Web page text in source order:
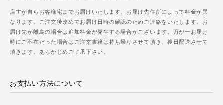
店主が自らお客様宅までお届けいたします。お届け先住所によって料金が異
なります。ご注文後改めてお届け日時の確認のためご連絡をいたします。お
届け先が離島の場合は追加料金が発生する場合がございます。万が一お届け
時にご不在だった場合はご注文書籍は持ち帰りさせて頂き、後日配送させて
頂きます。あらかじめご了承下さい。
お支払い方法について